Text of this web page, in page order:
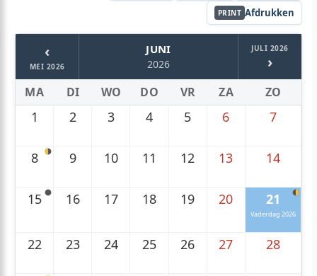
PRINT Afdrukken
‹
MEI 2026
JUNI
2026
JULI 2026
›
MA DI WO DO VR ZA ZO
1 2 3 4 5 6 7
8 9 10 11 12 13 14
15 16 17 18 19 20 21
Vaderdag 2026
22 23 24 25 26 27 28